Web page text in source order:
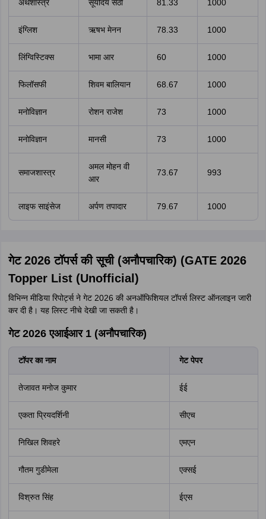
अर्थशास्त्र सूर्योदय सेठी 81.33 1000
इंग्लिश ऋषभ मेनन 78.33 1000
लिंग्विस्टिक्स भामा आर 60 1000
फिलॉसफी शिवम बालियान 68.67 1000
मनोविज्ञान रोशन राजेश 73 1000
मनोविज्ञान मानसी 73 1000
समाजशास्त्र
अमल मोहन वी
आर
73.67 993
लाइफ साइंसेज अर्पण तपादार 79.67 1000
गेट 2026 टॉपर्स की सूची (अनौपचारिक) (GATE 2026
Topper List (Unofficial)
विभिन्न मीडिया रिपोर्ट्स ने गेट 2026 की अनऑफिशियल टॉपर्स लिस्ट ऑनलाइन जारी
कर दी है। यह लिस्ट नीचे देखी जा सकती है।
गेट 2026 एआईआर 1 (अनौपचारिक)
टॉपर का नाम गेट पेपर
तेजावत मनोज कुमार ईई
एकता प्रियदर्शिनी सीएच
निखिल शिवहरे एमएन
गौतम गुडीमेला एक्सई
विश्रुत सिंह ईएस